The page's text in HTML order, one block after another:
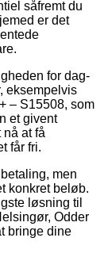
såfremt du
er det
for dag-
eksempelvis
– S15508, som
et givent
at få
får fri.
men
konkret beløb.
løsning til
Odder
bringe dine